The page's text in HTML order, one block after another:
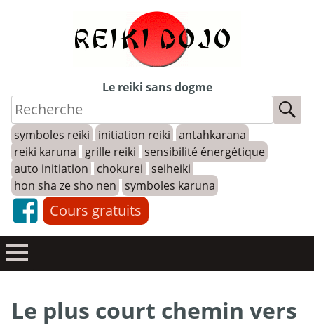
Le reiki sans dogme
symboles reiki initiation reiki antahkarana
reiki karuna
grille reiki sensibilité énergétique
auto initiation
chokurei seiheiki
hon sha ze sho nen symboles karuna
Cours gratuits
Le plus court chemin vers